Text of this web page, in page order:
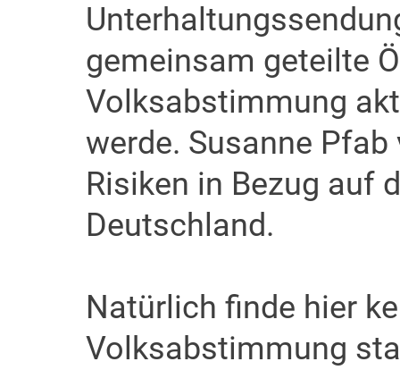
gemeinsam geteilte
Volksabstimmung
werde. Susanne
Risiken in Bezug auf
Deutschland.
Natürlich finde hier
Volksabstimmung